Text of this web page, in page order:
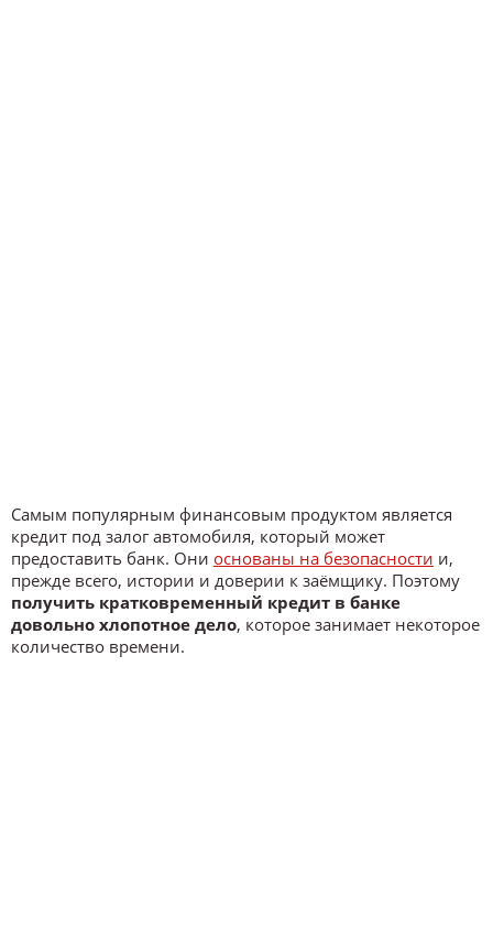
Самым популярным финансовым продуктом является
кредит под залог автомобиля, который может
предоставить банк. Они основаны на безопасности и,
прежде всего, истории и доверии к заёмщику. Поэтому
получить кратковременный кредит в банке
довольно хлопотное дело, которое занимает некоторое
количество времени.